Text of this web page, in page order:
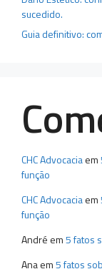
sucedido.
Guia definitivo:
CHC Advocaciaem
função
CHC Advocaciaem
função
André em5 fatos
Anaem5 fatos